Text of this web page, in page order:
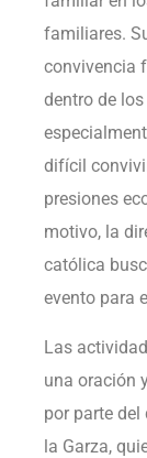
familiares.
convivencia
dentro de
difícil
presiones
motivo, la
católica
evento para
Las
una oración
por parte del
la Garza,